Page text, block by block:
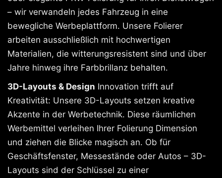
– wir verwandeln jedes Fahrzeug in eine
bewegliche Werbeplattform. Unsere Folierer
arbeiten ausschließlich mit hochwertigen
Materialien, die witterungsresistent sind und über
Jahre hinweg ihre Farbbrillanz behalten.
3D-Layouts & Design Innovation trifft auf
Kreativität: Unsere 3D-Layouts setzen kreative
Akzente in der Werbetechnik. Diese räumlichen
Werbemittel verleihen Ihrer Folierung Dimension
und ziehen die Blicke magisch an. Ob für
Geschäftsfenster, Messestände oder Autos – 3D-
Layouts sind der Schlüssel zu einer